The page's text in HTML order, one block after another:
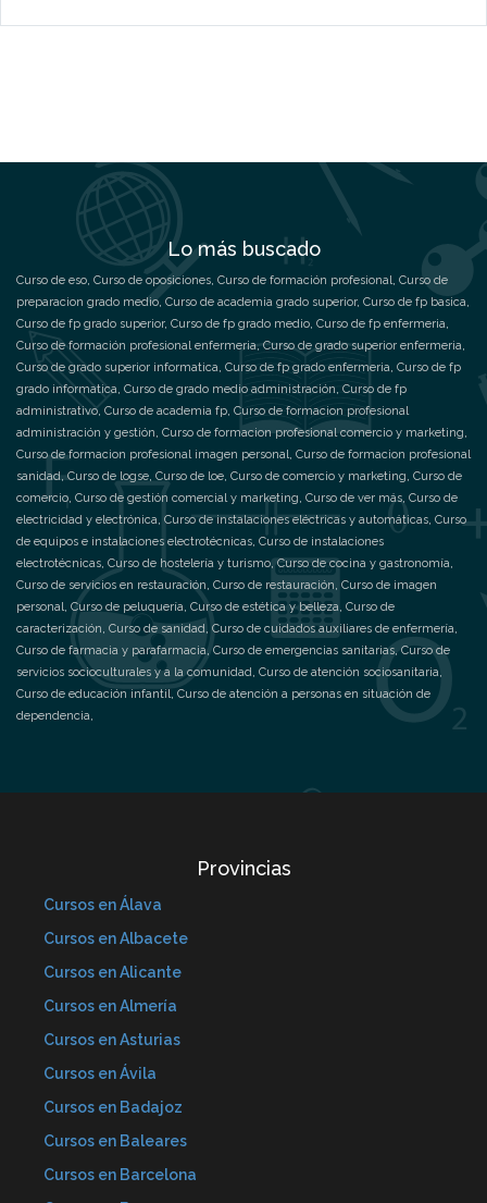
Lo más buscado
Curso de eso, Curso de oposiciones, Curso de formación profesional, Curso de
preparacion grado medio, Curso de academia grado superior, Curso de fp basica,
Curso de fp grado superior, Curso de fp grado medio, Curso de fp enfermeria,
Curso de formación profesional enfermeria,Curso de grado superior enfermeria,
Curso de grado superior informatica, Curso de fp grado enfermeria, Curso de fp
grado informatica, Curso de grado medio administración, Curso de fp
administrativo, Curso de academia fp, Curso de formacion profesional
administración y gestión, Curso de formacion profesional comercio y marketing,
Curso de formacion profesional imagen personal, Curso de formacion profesional
sanidad,Curso de logse, Curso de loe, Curso de comercio y marketing, Curso de
comercio, Curso de gestión comercial y marketing, Curso de ver más, Curso de
electricidad y electrónica, Curso de instalaciones eléctricas y automáticas, Curso
de equipos e instalaciones electrotécnicas, Curso de instalaciones
electrotécnicas, Curso de hostelería y turismo,Curso de cocina y gastronomía,
Curso de servicios en restauración, Curso de restauración, Curso de imagen
personal, Curso de peluquería, Curso de estética y belleza, Curso de
caracterización, Curso de sanidad, Curso de cuidados auxiliares de enfermería,
Curso de farmacia y parafarmacia,Curso de emergencias sanitarias,Curso de
servicios socioculturales y a la comunidad, Curso de atención sociosanitaria,
Curso de educación infantil, Curso de atención a personas en situación de
dependencia,
Provincias
Cursos en Álava
Cursos en Albacete
Cursos en Alicante
Cursos en Almería
Cursos en Asturias
Cursos en Ávila
Cursos en Badajoz
Cursos en Baleares
Cursos en Barcelona